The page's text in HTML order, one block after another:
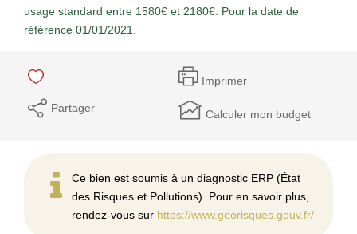
usage standard entre 1580€ et 2180€. Pour la date de
référence 01/01/2021.
Imprimer
Partager Calculer mon budget
Ce bien est soumis à un diagnostic ERP (État
des Risques et Pollutions). Pour en savoir plus,
rendez-vous sur https://www.georisques.gouv.fr/